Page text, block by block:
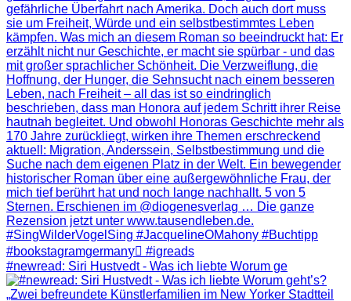
#newread: Siri Hustvedt - Was ich liebte Worum ge